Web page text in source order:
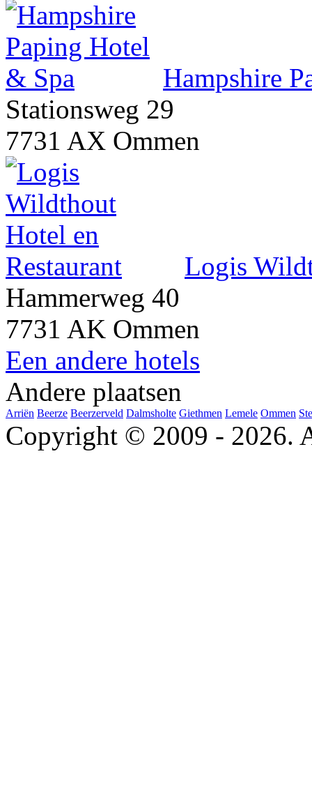
Hampshire
Stationsweg 29
7731 AX Ommen
Logis
Hammerweg 40
7731 AK Ommen
Een andere hotels
Andere plaatsen
Arriën Beerze Beerzerveld Dalmsholte Giethmen Lemele Ommen
Copyright © 2009 - 2026.